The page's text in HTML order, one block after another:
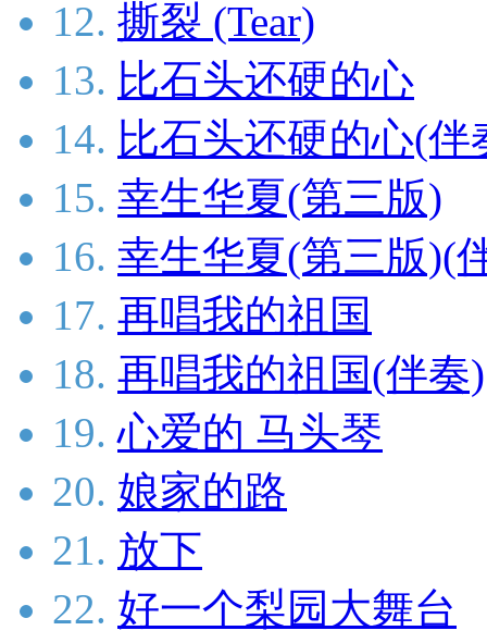
12. 撕裂 (Tear)
13. 比石头还硬的心
14. 比石头还硬的心(伴
15. 幸生华夏(第三版)
16. 幸生华夏(第三版)(
17. 再唱我的祖国
18. 再唱我的祖国(伴奏)
19. 心爱的 马头琴
20. 娘家的路
21. 放下
22. 好一个梨园大舞台